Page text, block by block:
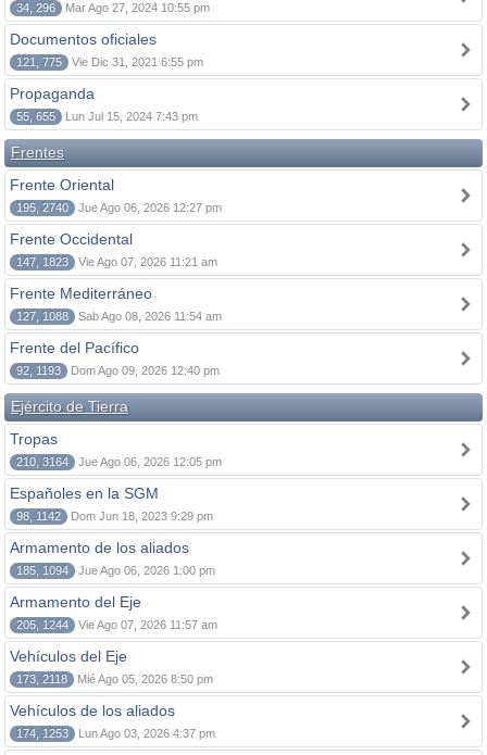
34, 296 Mar Ago 27, 2024 10:55 pm
Documentos oficiales
121, 775 Vie Dic 31, 2021 6:55 pm
Propaganda
55, 655 Lun Jul 15, 2024 7:43 pm
Frentes
Frente Oriental
195, 2740 Jue Ago 06, 2026 12:27 pm
Frente Occidental
147, 1823 Vie Ago 07, 2026 11:21 am
Frente Mediterráneo
127, 1088 Sab Ago 08, 2026 11:54 am
Frente del Pacífico
92, 1193 Dom Ago 09, 2026 12:40 pm
Ejército de Tierra
Tropas
210, 3164 Jue Ago 06, 2026 12:05 pm
Españoles en la SGM
98, 1142 Dom Jun 18, 2023 9:29 pm
Armamento de los aliados
185, 1094 Jue Ago 06, 2026 1:00 pm
Armamento del Eje
205, 1244 Vie Ago 07, 2026 11:57 am
Vehículos del Eje
173, 2118 Mié Ago 05, 2026 8:50 pm
Vehículos de los aliados
174, 1253 Lun Ago 03, 2026 4:37 pm